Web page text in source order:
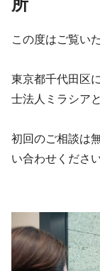
所
この度はご覧い
東京都千代田区
士法人ミラシア
初回のご相談は
い合わせください